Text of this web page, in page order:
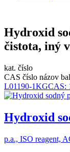
Hydroxid
čistota, iný
kat. číslo
CAS číslo názov
L01190-1KGCAS:
Hydroxid
p.a., ISO reagent,